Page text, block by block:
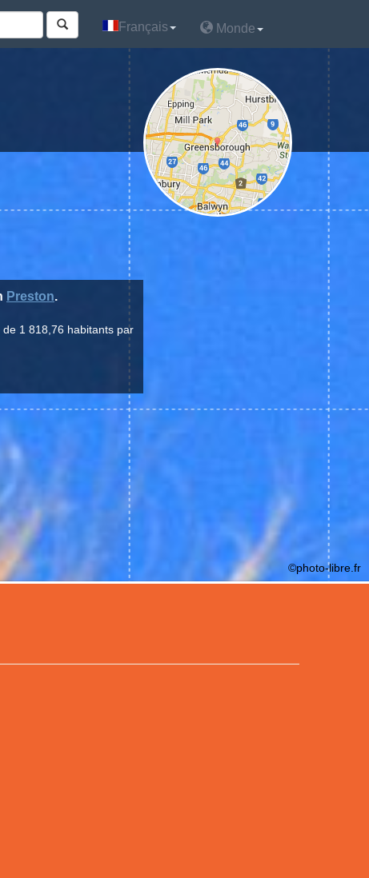
Français Monde
Preston.
1 818,76 habitants par
©photo-libre.fr
Français Monde